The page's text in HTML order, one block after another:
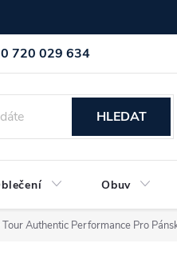
720 029 634
Kontakt
HLEDAT
Obuv
Authentic Performance Pro